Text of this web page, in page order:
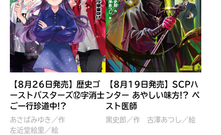
ぼくたちのマインクラフト
冒険記 エンチャント剣
VS暴走モブ
レッツゴー！まいぜんシス
ターズ とつぜん、王様に
【8月26日発売】歴史ゴ
ーストバスターズ⑫字消士
ご一行珍道中!?
あさばみゆき／作
左近堂絵里／絵
【8月19日発売】SCPハ
ンター あやしい味方!? ペ
スト医師
黒史郎／作 古澤あつし／絵